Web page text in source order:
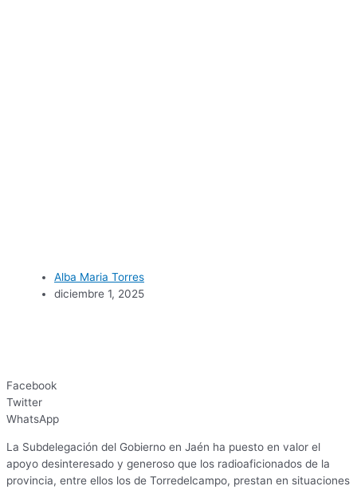
Alba Maria Torres
diciembre 1, 2025
Facebook
Twitter
WhatsApp
La Subdelegación del Gobierno en Jaén ha puesto en valor el
apoyo desinteresado y generoso que los radioaficionados de la
provincia, entre ellos los de Torredelcampo, prestan en situaciones